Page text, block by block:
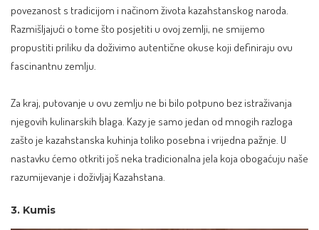
povezanost s tradicijom i načinom života kazahstanskog naroda.
Razmišljajući o tome što posjetiti u ovoj zemlji, ne smijemo
propustiti priliku da doživimo autentične okuse koji definiraju ovu
fascinantnu zemlju.
Za kraj, putovanje u ovu zemlju ne bi bilo potpuno bez istraživanja
njegovih kulinarskih blaga. Kazy je samo jedan od mnogih razloga
zašto je kazahstanska kuhinja toliko posebna i vrijedna pažnje. U
nastavku ćemo otkriti još neka tradicionalna jela koja obogaćuju naše
razumijevanje i doživljaj Kazahstana.
3. Kumis